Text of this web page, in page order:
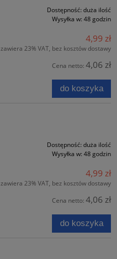
Dostępność: duża ilość
Wysyłka w: 48 godzin
4,99 zł
zawiera 23% VAT, bez kosztów dostawy
Cena netto: 4,06 zł
do koszyka
Dostępność: duża ilość
Wysyłka w: 48 godzin
4,99 zł
zawiera 23% VAT, bez kosztów dostawy
Cena netto: 4,06 zł
do koszyka